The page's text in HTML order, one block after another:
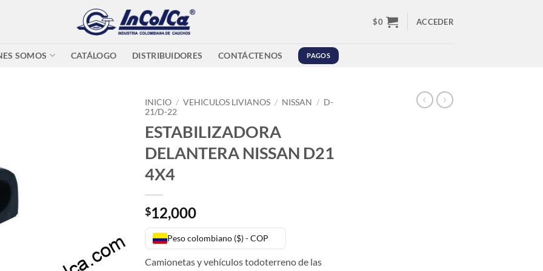
$0 ACCEDER
SOMOS CATÁLOGO DISTRIBUIDORES CONTÁCTENOS PAGOS
INICIO / VEHICULOS LIVIANOS / NISSAN / D-
21/D-22
ESTABILIZADORA
DELANTERA NISSAN D21
4X4
$12,000
Peso colombiano ($) - COP
Camionetas y vehículos todoterreno de las